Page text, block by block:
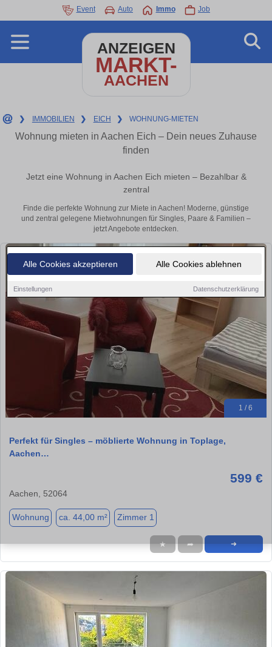
Alle Cookies akzeptieren Alle Cookies ablehnen
Einstellungen Datenschutzerklärung
Event Auto Immo Job
ANZEIGEN
MARKT-
AACHEN
❯ IMMOBILIEN ❯ EICH ❯ WOHNUNG-MIETEN
Wohnung mieten in Aachen Eich – Dein neues Zuhause
finden
Jetzt eine Wohnung in Aachen Eich mieten – Bezahlbar &
zentral
Finde die perfekte Wohnung zur Miete in Aachen! Moderne, günstige
und zentral gelegene Mietwohnungen für Singles, Paare & Familien –
jetzt Angebote entdecken.
1 / 6
Perfekt für Singles – möblierte Wohnung in Toplage,
Aachen…
599 €
Aachen, 52064
Wohnung ca. 44,00 m² Zimmer 1
★ ➦ ➜